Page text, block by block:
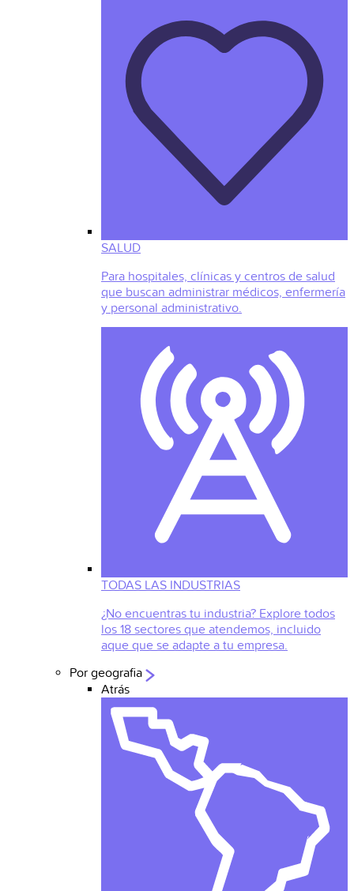
SALUD
Para hospitales, clínicas y centros de salud
que buscan administrar médicos, enfermería
y personal administrativo.
TODAS LAS INDUSTRIAS
¿No encuentras tu industria? Explore todos
los 18 sectores que atendemos, incluido
aque que se adapte a tu empresa.
Por geografia
Atrás